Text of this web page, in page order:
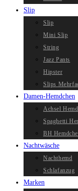
Slip
Slip
Mini Slip
String
Jazz Pants
Hipster
Slips
Damen-Hemdchen
Achsel Hemd
Spaghetti
BH
Nachtwäsche
Nachthemd
Schlafanzug
Marken